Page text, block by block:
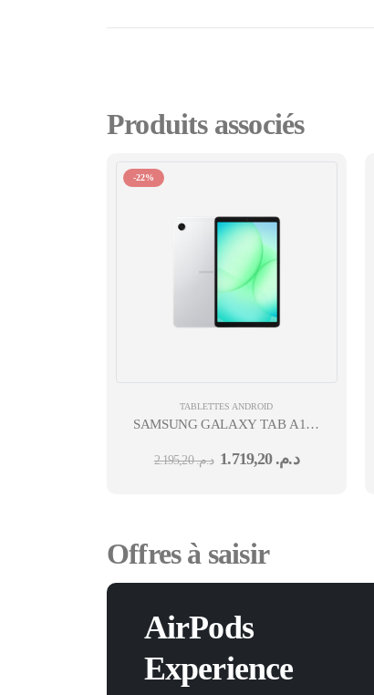
Produits associés
-22%
TABLETTES ANDROID
SAMSUNG GALAXY TAB A11 8,7'' HELIO
د.م.2.195,20 د.م. 1.719,20
Offres à saisir
AirPods
Experience